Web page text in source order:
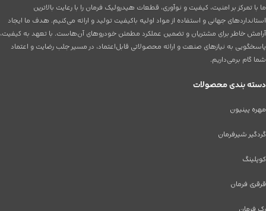
ما با تمرکز بر امنیت، کیفیت و نوآوری، قطعات هیدرولیک فرمان را با رعایت بالاترین
استانداردهای جهانی و استفاده از مواد اولیه باکیفیت تولید و ارائه می‌کنیم. هدف ما ایجاد
آرامش خاطر برای مشتریان و تضمین عملکرد مطمئن خودروهای آن‌هاست. با تعهد به کیفیت،
پاسخگویی به نیازهای صنعت و ارائه محصولاتی قابل‌اعتماد، در مسیر جلب رضایت و اعتماد
شما گام برمی‌داریم.
دسته بندی محصولات
مهره پینیون
گردگیر شیرفرمان
کوپلینگ
قرقری فرمان